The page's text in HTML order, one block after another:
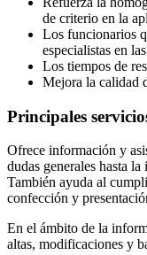
de criterio en la
Los funcionarios
especialistas en
Los tiempos de
Mejora la calidad
Principales
Ofrece información y
dudas generales hasta
También ayuda al
confección y
En el ámbito de la
altas, modificaciones y